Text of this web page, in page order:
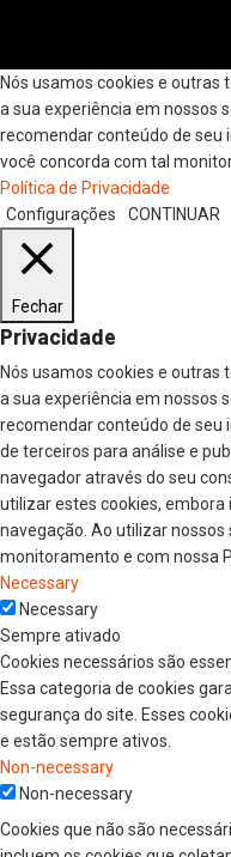
Nós usamos cookies e
a sua experiência em nossos
recomendar conteúdo de seu
você concorda com tal
Política de Privacidade
Configurações
CONTINUAR
Fechar
Privacidade
Nós usamos cookies e
a sua experiência em nossos
recomendar conteúdo de seu
de terceiros para análise e
navegador através do seu
utilizar estes cookies, embora
navegação. Ao utilizar nossos
monitoramento e com nossa
Necessary
Necessary
Sempre ativado
Cookies necessários são
Essa categoria de cookies
segurança do site. Esses
e estão sempre ativos.
Non-necessary
Non-necessary
Cookies que não são